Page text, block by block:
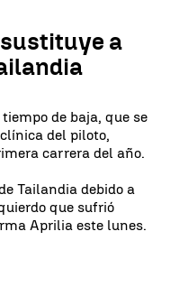
a
de baja, que se
del piloto,
carrera del año.
Tailandia debido a
que sufrió
Aprilia este lunes.